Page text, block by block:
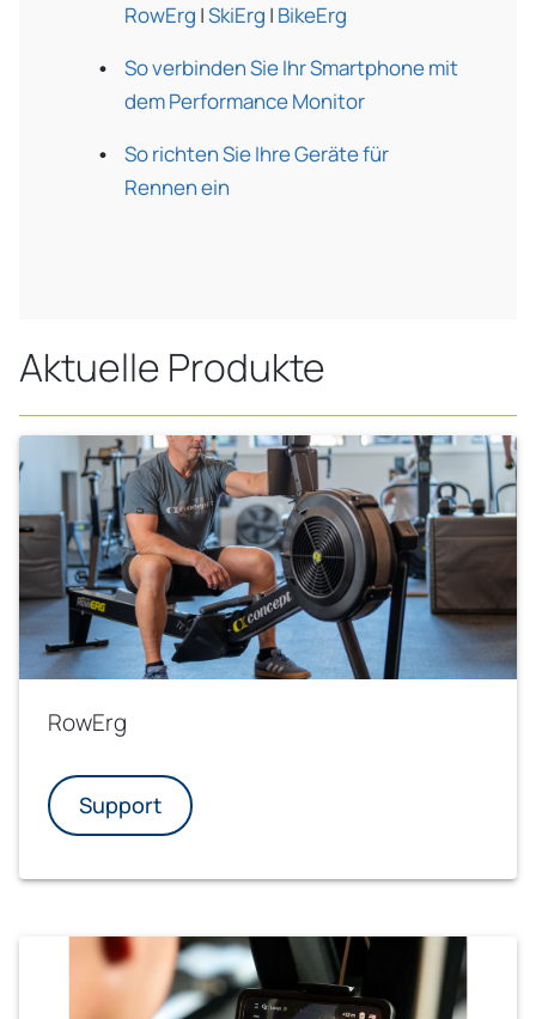
RowErg |SkiErg | BikeErg
So verbinden Sie Ihr Smartphone mit
dem Performance Monitor
So richten Sie Ihre Geräte für
Rennen ein
Aktuelle Produkte
RowErg
Support